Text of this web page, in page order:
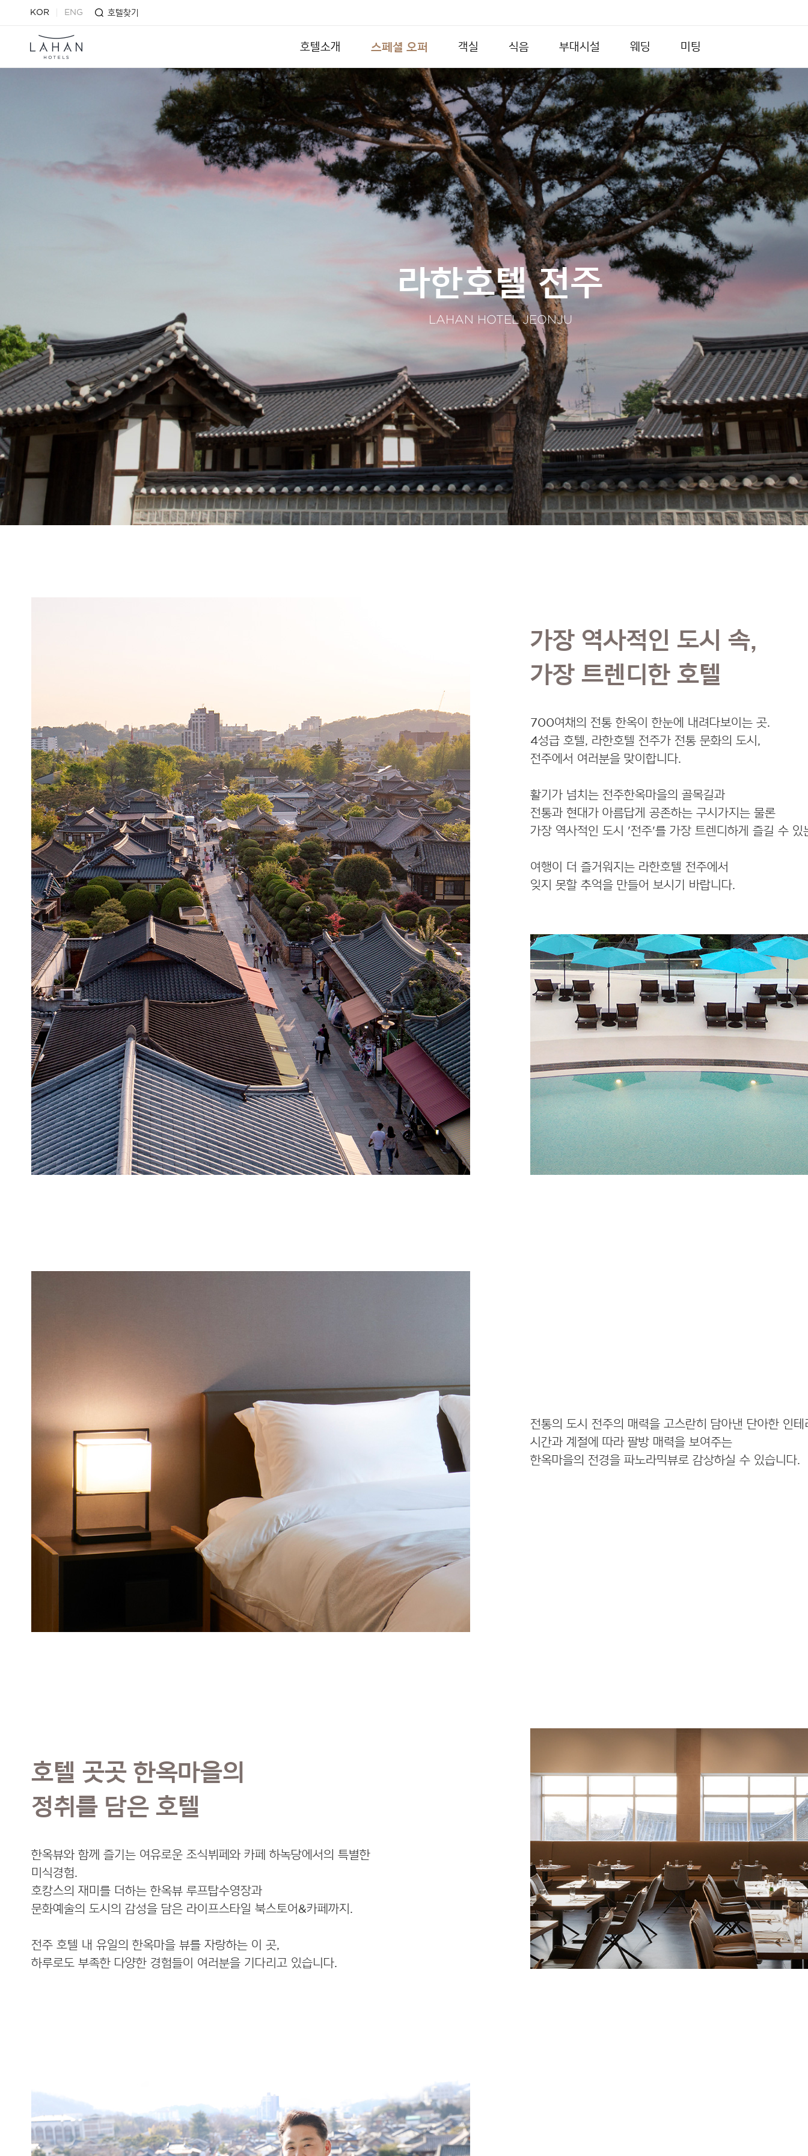
KOR ENG 호텔찾기
호텔소개 스페셜 오퍼 객실 식음 부대시설 웨딩 미팅
라한호텔 전주
LAHAN HOTEL JEONJU
가장 역사적인 도시 속,
가장 트렌디한 호텔
700여채의 전통 한옥이 한눈에 내려다보이는 곳.
4성급 호텔, 라한호텔 전주가 전통 문화의 도시,
전주에서 여러분을 맞이합니다.
활기가 넘치는 전주한옥마을의 골목길과
전통과 현대가 아름답게 공존하는 구시가지는 물론
가장 역사적인 도시 '전주'를 가장 트렌디하게 즐길 수 있
여행이 더 즐거워지는 라한호텔 전주에서
잊지 못할 추억을 만들어 보시기 바랍니다.
전통의 도시 전주의 매력을 고스란히 담아낸 단아한 인테
시간과 계절에 따라 팔방 매력을 보여주는
한옥마을의 전경을 파노라믹뷰로 감상하실 수 있습니다.
호텔 곳곳 한옥마을의
정취를 담은 호텔
한옥뷰와 함께 즐기는 여유로운 조식뷔페와 카페 하녹당에서의 특별한
미식경험.
호캉스의 재미를 더하는 한옥뷰 루프탑수영장과
문화예술의 도시의 감성을 담은 라이프스타일 북스토어&카페까지.
전주 호텔 내 유일의 한옥마을 뷰를 자랑하는 이 곳,
하루로도 부족한 다양한 경험들이 여러분을 기다리고 있습니다.